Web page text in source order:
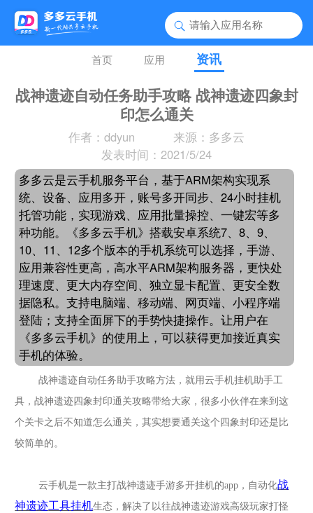
首页 应用 资讯
战神遗迹自动任务助手攻略 战神遗迹四象封
印怎么通关
作者：ddyun
来源：多多云
发表时间：2021/5/24
多多云是云手机服务平台，基于ARM架构实现系
统、设备、应用多开，账号多开同步、24小时挂机
托管功能，实现游戏、应用批量操控、一键宏等多
种功能。《多多云手机》搭载安卓系统7、8、9、
10、11、12多个版本的手机系统可以选择，手游、
应用兼容性更高，高水平ARM架构服务器，更快处
理速度、更大内存空间、独立显卡配置、更安全数
据隐私。支持电脑端、移动端、网页端、小程序端
登陆；支持全面屏下的手势快捷操作。让用户在
《多多云手机》的使用上，可以获得更加接近真实
手机的体验。
战神遗迹自动任务助手攻略方法，就用云手机挂机助手工
具，战神遗迹四象封印通关攻略带给大家，很多小伙伴在来到这
个关卡之后不知道怎么通关，其实想要通关这个四象封印还是比
较简单的。
云手机是一款主打战神遗迹手游多开挂机的app，自动化战
神遗迹工具挂机生态，解决了以往战神遗迹游戏高级玩家打怪